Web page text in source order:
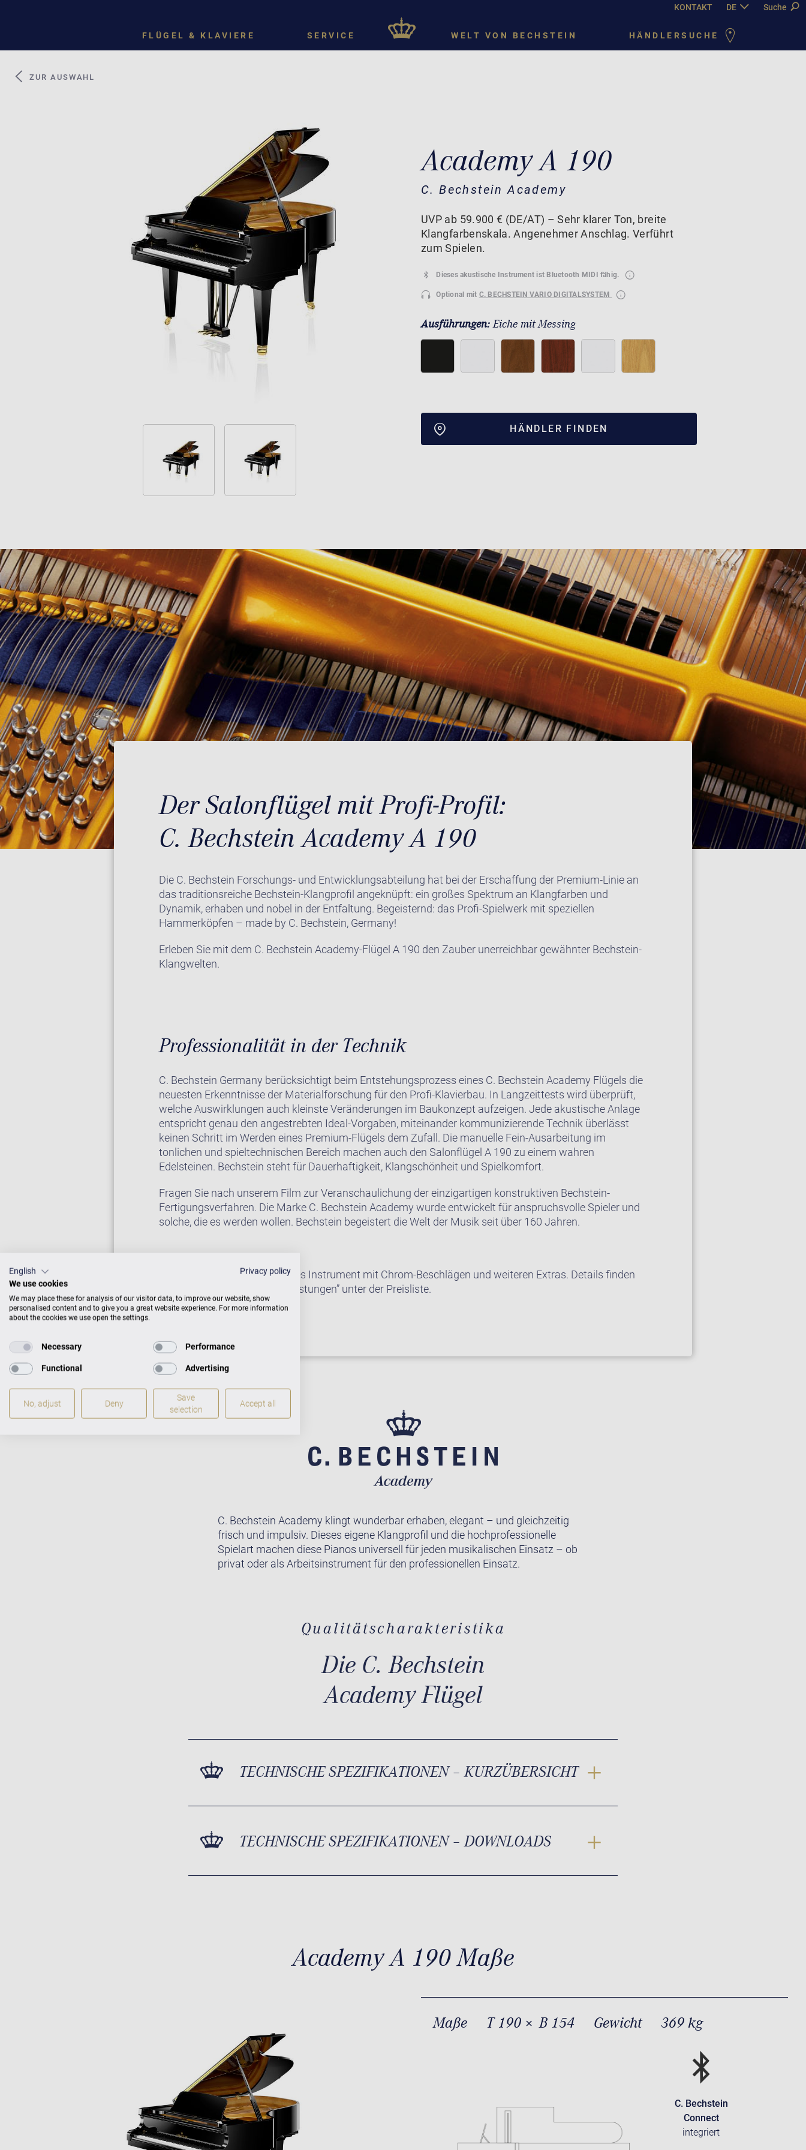
KONTAKT DE EN FR PY
Suche
FLÜGEL & KLAVIERE SERVICE WELT VON BECHSTEIN HÄNDLERSUCHE
ZUR AUSWAHL
Academy A 190
C. Bechstein Academy
UVP ab 59.900 € (DE/AT) – Sehr klarer Ton, breite
Klangfarbenskala. Angenehmer Anschlag. Verführt
zum Spielen.
Dieses akustische Instrument ist Bluetooth MIDI fähig.
Optional mit C. BECHSTEIN VARIO DIGITALSYSTEM
Ausführungen:Eiche mit Messing
HÄNDLER FINDEN
Der Salonflügel mit Profi-Profil:
C. Bechstein Academy A 190
Die C. Bechstein Forschungs- und Entwicklungsabteilung hat bei der Erschaffung der Premium-Linie an
das traditionsreiche Bechstein-Klangprofil angeknüpft: ein großes Spektrum an Klangfarben und
Dynamik, erhaben und nobel in der Entfaltung. Begeisternd: das Profi-Spielwerk mit speziellen
Hammerköpfen – made by C. Bechstein, Germany!
Erleben Sie mit dem C. Bechstein Academy-Flügel A 190 den Zauber unerreichbar gewähnter Bechstein-
Klangwelten.
Professionalität in der Technik
C. Bechstein Germany berücksichtigt beim Entstehungsprozess eines C. Bechstein Academy Flügels die
neuesten Erkenntnisse der Materialforschung für den Profi-Klavierbau. In Langzeittests wird überprüft,
welche Auswirklungen auch kleinste Veränderungen im Baukonzept aufzeigen. Jede akustische Anlage
entspricht genau den angestrebten Ideal-Vorgaben, miteinander kommunizierende Technik überlässt
keinen Schritt im Werden eines Premium-Flügels dem Zufall. Die manuelle Fein-Ausarbeitung im
tonlichen und spieltechnischen Bereich machen auch den Salonflügel A 190 zu einem wahren
Edelsteinen. Bechstein steht für Dauerhaftigkeit, Klangschönheit und Spielkomfort.
Fragen Sie nach unserem Film zur Veranschaulichung der einzigartigen konstruktiven Bechstein-
Fertigungsverfahren. Die Marke C. Bechstein Academy wurde entwickelt für anspruchsvolle Spieler und
solche, die es werden wollen. Bechstein begeistert die Welt der Musik seit über 160 Jahren.
Auf Wunsch erhalten Sie dieses Instrument mit Chrom-Beschlägen und weiteren Extras. Details finden
Sie weiter unten bei “Zusatzleistungen” unter der Preisliste.
C. Bechstein Academy klingt wunderbar erhaben, elegant – und gleichzeitig
frisch und impulsiv. Dieses eigene Klangprofil und die hochprofessionelle
Spielart machen diese Pianos universell für jeden musikalischen Einsatz – ob
privat oder als Arbeitsinstrument für den professionellen Einsatz.
Qualitätscharakteristika
Die C. Bechstein
Academy Flügel
TECHNISCHE SPEZIFIKATIONEN – KURZÜBERSICHT
TECHNISCHE SPEZIFIKATIONEN – DOWNLOADS
Academy A 190 Maße
Maße T 190 × B 154 Gewicht 369 kg
C. Bechstein
Connect
integriert
English
Privacy policy
We use cookies
We may place these for analysis of our visitor data, to improve our website, show
personalised content and to give you a great website experience. For more information
about the cookies we use open the settings.
Necessary Performance
Functional Advertising
No, adjust Deny
Save
selection
Accept all